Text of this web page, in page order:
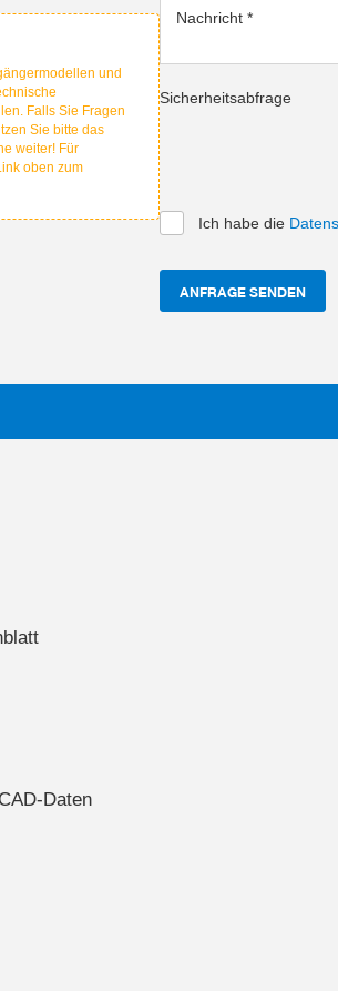
und
Falls Sie Fragen
Sie bitte das
weiter! Für
oben zum
Nachricht*
Sicherheitsabfrage
Ich habe die
ANFRAGE SENDEN
Daten